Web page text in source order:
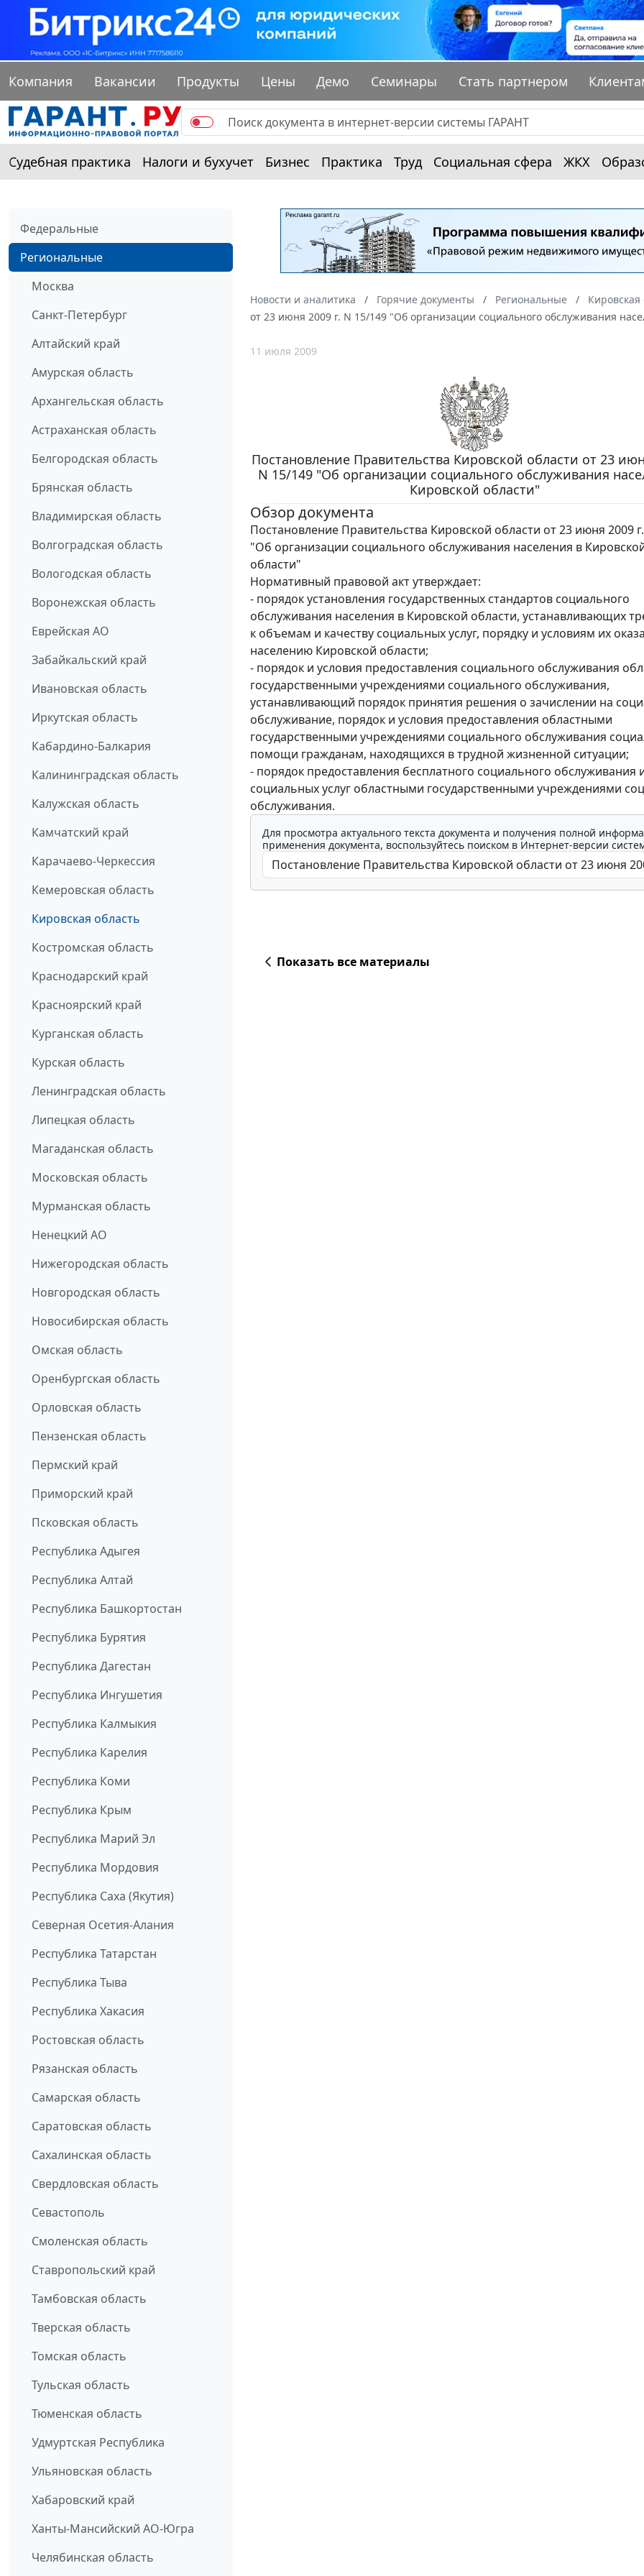
Компания Вакансии Продукты Цены Демо Семинары Стать партнером
Судебная практика Налоги и бухучет Бизнес Практика Труд Социальная сфера ЖКХ
Федеральные
Региональные
Москва
Санкт-Петербург
Алтайский край
Амурская область
Архангельская область
Астраханская область
Белгородская область
Брянская область
Владимирская область
Волгоградская область
Вологодская область
Воронежская область
Еврейская АО
Забайкальский край
Ивановская область
Иркутская область
Кабардино-Балкария
Калининградская область
Калужская область
Камчатский край
Карачаево-Черкессия
Кемеровская область
Кировская область
Костромская область
Краснодарский край
Красноярский край
Курганская область
Курская область
Ленинградская область
Липецкая область
Магаданская область
Московская область
Мурманская область
Ненецкий АО
Нижегородская область
Новгородская область
Новосибирская область
Омская область
Оренбургская область
Орловская область
Пензенская область
Пермский край
Приморский край
Псковская область
Республика Адыгея
Республика Алтай
Республика Башкортостан
Республика Бурятия
Республика Дагестан
Республика Ингушетия
Республика Калмыкия
Республика Карелия
Республика Коми
Республика Крым
Республика Марий Эл
Республика Мордовия
Республика Саха (Якутия)
Северная Осетия-Алания
Республика Татарстан
Республика Тыва
Республика Хакасия
Ростовская область
Рязанская область
Самарская область
Саратовская область
Сахалинская область
Свердловская область
Севастополь
Смоленская область
Ставропольский край
Тамбовская область
Тверская область
Томская область
Тульская область
Тюменская область
Удмуртская Республика
Ульяновская область
Хабаровский край
Ханты-Мансийский АО-Югра
Челябинская область
Новости и аналитика Горячие документы Региональные Кировская
от 23 июня 2009 г. N 15/149 "Об организации социального обслуживания
11 июля 2009
Постановление Правительства Кировской области от 23
N 15/149 "Об организации социального обслуживания
Кировской области"
Обзор документа
Постановление Правительства Кировской области от 23 июня 2009
"Об организации социального обслуживания населения в
области"
Нормативный правовой акт утверждает:
- порядок установления государственных стандартов социального
обслуживания населения в Кировской области, устанавливающих
к объемам и качеству социальных услуг, порядку и условиям их
населению Кировской области;
- порядок и условия предоставления социального обслуживания
государственными учреждениями социального обслуживания,
устанавливающий порядок принятия решения о зачислении на
обслуживание, порядок и условия предоставления областными
государственными учреждениями социального обслуживания
помощи гражданам, находящихся в трудной жизненной ситуации;
- порядок предоставления бесплатного социального обслуживания
социальных услуг областными государственными учреждениями
обслуживания.
Для просмотра актуального текста документа и получения полной
применения документа, воспользуйтесь поиском в Интернет-версии
Показать все материалы